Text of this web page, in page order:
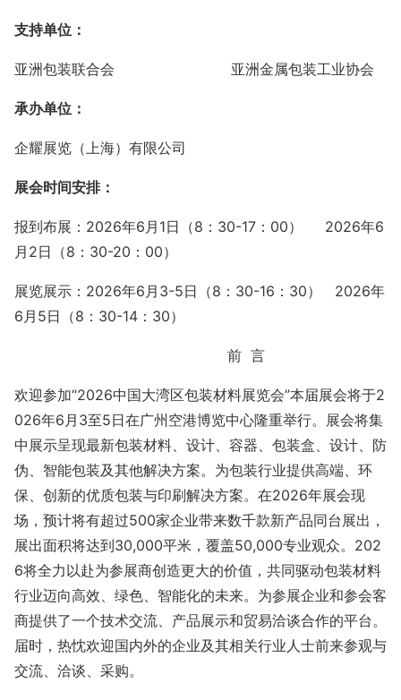
支持单位：
亚洲包装联合会 亚洲金属包装工业协会
承办单位：
企耀展览（上海）有限公司
展会时间安排：
报到布展： 2026年6月1日（8：30-17：00）
2026年6
月2日（8：30-20：00）
展览展示： 2026年6月3-5日（8：30-16：30）
2026年
6月5日（8：30-14：30）
前 言
欢迎参加“2026中国大湾区包装材料展览会”本届展会将于2
026年6月3至5日在广州空港博览中心隆重举行。展会将集
中展示呈现最新包装材料、设计、容器、包装盒、设计、防
伪、智能包装及其他解决方案。为包装行业提供高端、环
保、创新的优质包装与印刷解决方案。在2026年展会现
场，预计将有超过500家企业带来数千款新产品同台展出，
展出面积将达到30,000平米，覆盖50,000专业观众。202
6将全力以赴为参展商创造更大的价值，共同驱动包装材料
行业迈向高效、绿色、智能化的未来。为参展企业和参会客
商提供了一个技术交流、产品展示和贸易洽谈合作的平台。
届时，热忱欢迎国内外的企业及其相关行业人士前来参观与
交流、洽谈、采购。